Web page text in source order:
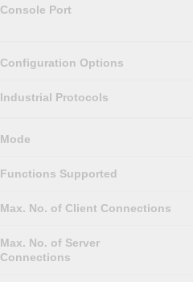
Console Port
Configuration Options
Industrial Protocols
Mode
Functions Supported
Max. No. of Client Connections
Max. No. of Server
Connections